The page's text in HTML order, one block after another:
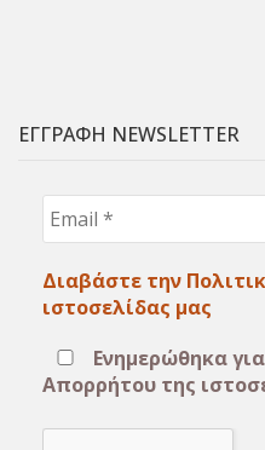
ΕΓΓΡΑΦΗ NEWSLETTER
Διαβάστε την
ιστοσελίδας μας
Ενημερώθηκα
Απορρήτου της